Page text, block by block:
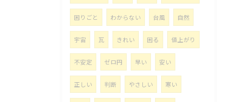
困りごと わからない 台風 自然
宇宙 瓦 きれい 困る 値上がり
不安定 ゼロ円 早い 安い
正しい 判断 やさしい 寒い